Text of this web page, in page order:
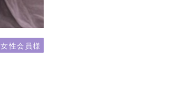
女性会員様